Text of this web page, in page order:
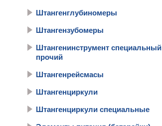
Штангенглубиномеры
Штангензубомеры
Штангенинструмент специальный
прочий
Штангенрейсмасы
Штангенциркули
Штангенциркули специальные